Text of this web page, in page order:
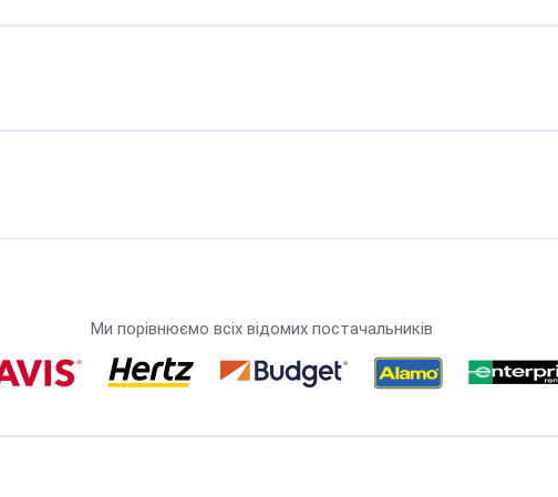
Ми порівнюємо всіх відомих постачальників